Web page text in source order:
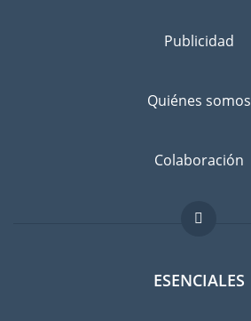
Publicidad
Quiénes somos
Colaboración
ESENCIALES